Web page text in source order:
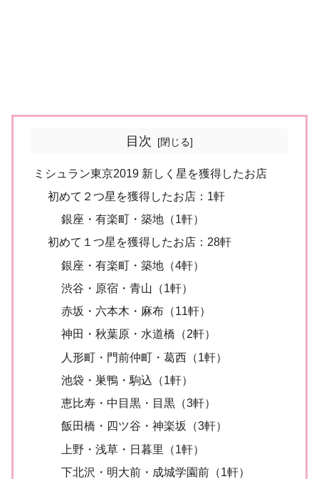
目次
ミシュラン東京2019 新しく星を獲得したお店
初めて２つ星を獲得したお店：1軒
銀座・有楽町・築地（1軒）
初めて１つ星を獲得したお店：28軒
銀座・有楽町・築地（4軒）
渋谷・原宿・青山（1軒）
赤坂・六本木・麻布（11軒）
神田・秋葉原・水道橋（2軒）
人形町・門前仲町・葛西（1軒）
池袋・巣鴨・駒込（1軒）
恵比寿・中目黒・目黒（3軒）
飯田橋・四ツ谷・神楽坂（3軒）
上野・浅草・日暮里（1軒）
下北沢・明大前・成城学園前（1軒）